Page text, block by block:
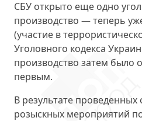
СБУ открыто еще одно
производство — теперь
(участие в
Уголовного кодекса
производство затем было
первым.
В результате проведенных
розыскных мероприятий